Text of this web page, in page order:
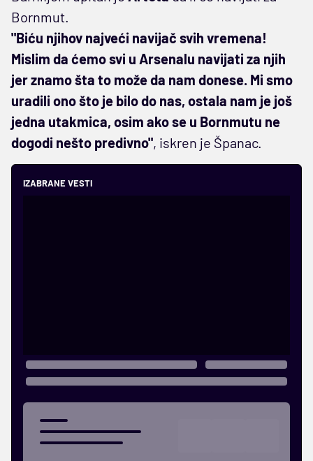
Bornmut.
"Biću njihov najveći navijač svih vremena!
Mislim da ćemo svi u Arsenalu navijati za njih
jer znamo šta to može da nam donese. Mi smo
uradili ono što je bilo do nas, ostala nam je još
jedna utakmica, osim ako se u Bornmutu ne
dogodi nešto predivno", iskren je Španac.
IZABRANE VESTI